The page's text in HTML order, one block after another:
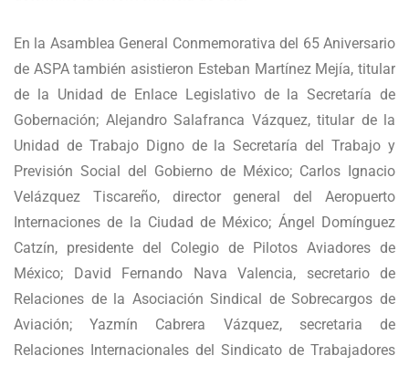
En la Asamblea General Conmemorativa del 65 Aniversario
de ASPA también asistieron Esteban Martínez Mejía, titular
de la Unidad de Enlace Legislativo de la Secretaría de
Gobernación; Alejandro Salafranca Vázquez, titular de la
Unidad de Trabajo Digno de la Secretaría del Trabajo y
Previsión Social del Gobierno de México; Carlos Ignacio
Velázquez Tiscareño, director general del Aeropuerto
Internaciones de la Ciudad de México; Ángel Domínguez
Catzín, presidente del Colegio de Pilotos Aviadores de
México; David Fernando Nava Valencia, secretario de
Relaciones de la Asociación Sindical de Sobrecargos de
Aviación; Yazmín Cabrera Vázquez, secretaria de
Relaciones Internacionales del Sindicato de Trabajadores